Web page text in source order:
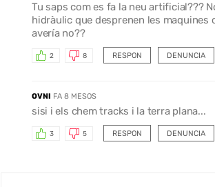
Tu saps com es fa la neu artificial???
hidràulic que desprenen les maquines
avería no??
RESPON
2 8 DENUNCIA
OVNI FA 8 MESOS
sisi i els chem tracks i la terra plana...
RESPON
3 5 DENUNCIA